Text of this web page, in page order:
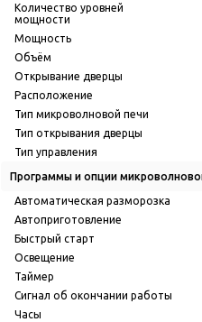
Количество уровней
мощности
Мощность
Объём
Открывание дверцы
Расположение
Тип микроволновой печи
Тип открывания дверцы
Тип управления
Программы и опции
Автоматическая разморозка
Автоприготовление
Быстрый старт
Освещение
Таймер
Сигнал об окончании работы
Часы